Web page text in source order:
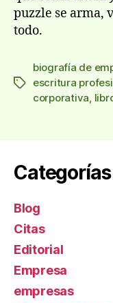
puzzle se arma,
todo.
Etiquetas
biografía de
escritura
corporativa,
Categorías
Blog
Citas
Editorial
Empresa
empresas